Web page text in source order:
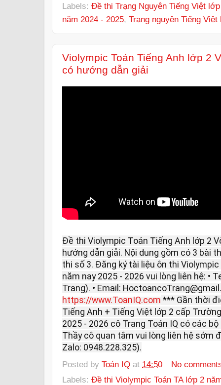
Labels: Đề thi Trạng Nguyên Tiếng Việt
năm 2024 - 2025, Trạng nguyên Tiếng
Violympic Toán Tiếng Anh lớp 2
có hướng dẫn giải
Đề thi Violympic Toán Tiếng Anh lớp 2
hướng dẫn giải. Nội dung gồm có 3 bài
thi số 3. Đăng ký tài liệu ôn thi
năm nay 2025 - 2026 vui lòng liên hệ: •
Trang). • Email:
https://www.ToanIQ.com *** Gần thời
Tiếng Anh + Tiếng Việt lớp 2 cấp
2025 - 2026 cô Trang Toán IQ có các
Thầy cô quan tâm vui lòng liên hệ sớm
Zalo: 0948.228.325).
Posted by Toán IQ at 14:50
No
Labels: Đề thi Violympic Toán TA lớp 2